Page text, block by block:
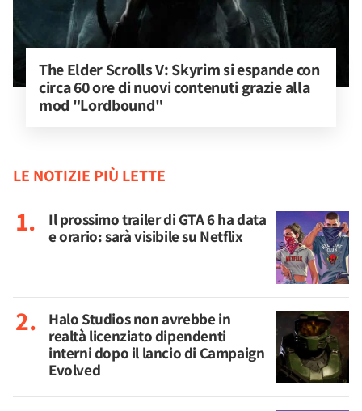
The Elder Scrolls V: Skyrim si espande con
circa 60 ore di nuovi contenuti grazie alla
mod "Lordbound"
LE NOTIZIE PIÙ LETTE
Il prossimo trailer di GTA 6 ha data
e orario: sarà visibile su Netflix
Halo Studios non avrebbe in
realtà licenziato dipendenti
interni dopo il lancio di Campaign
Evolved